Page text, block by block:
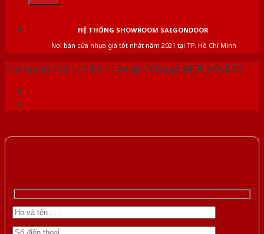
HỆ THỐNG SHOWROOM SAIGONDOOR
Nơi bán cửa nhựa giá tốt nhất năm 2021 tại TP. Hồ Chí Minh
Trang chủ /Sản phẩm /Cửa gỗ /Cửa gỗ MDF VENEER